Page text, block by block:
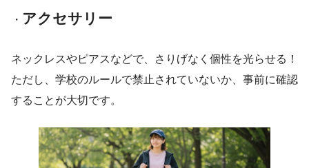
・ アクセサリー
ネックレスやピアスなどで、さりげなく個性を光らせる！
ただし、学校のルールで禁止されていないか、事前に確認
することが大切です。